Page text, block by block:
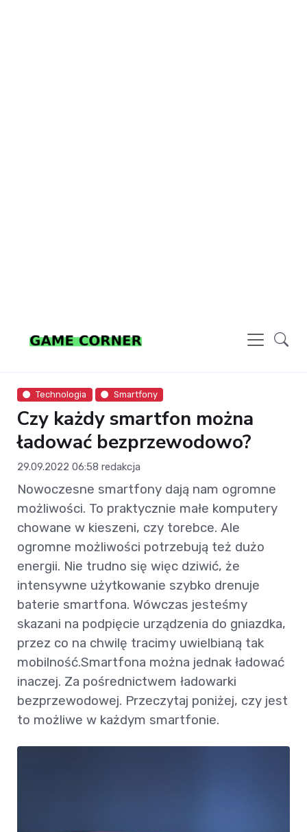
Technologia Smartfony
Czy każdy smartfon można
ładować bezprzewodowo?
29.09.2022 06:58 redakcja
Nowoczesne smartfony dają nam ogromne
możliwości. To praktycznie małe komputery
chowane w kieszeni, czy torebce. Ale
ogromne możliwości potrzebują też dużo
energii. Nie trudno się więc dziwić, że
intensywne użytkowanie szybko drenuje
baterie smartfona. Wówczas jesteśmy
skazani na podpięcie urządzenia do gniazdka,
przez co na chwilę tracimy uwielbianą tak
mobilność.Smartfona można jednak ładować
inaczej. Za pośrednictwem ładowarki
bezprzewodowej. Przeczytaj poniżej, czy jest
to możliwe w każdym smartfonie.